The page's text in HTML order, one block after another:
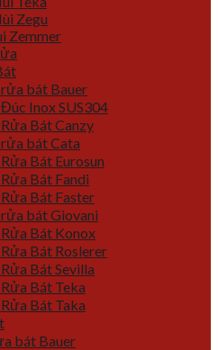
Zegu
Zemmer
bát Bauer
Inox SUS304
Bát Canzy
bát Cata
Bát Eurosun
Bát Fandi
Bát Faster
bát Giovani
Bát Konox
Bát Roslerer
Bát Sevilla
Bát Teka
Bát Taka
bát Bauer